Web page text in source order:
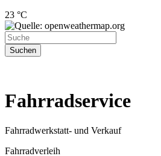
23 °C
Suchen
Fahrradservice
Fahrradwerkstatt- und Verkauf
Fahrradverleih